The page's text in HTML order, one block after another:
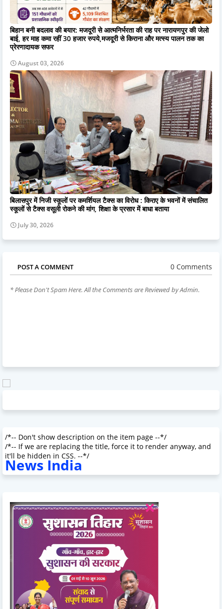
बिहान बनी बदलाव की बयार: मजदूरी से आत्मनिर्भरता की राह पर नारायणपुर की जेलो
बाई, हर माह कमा रहीं 30 हजार रुपये,मजदूरी से किराना और मत्स्य पालन तक का
प्रेरणादायक सफर
August 03, 2026
बिलासपुर में निजी स्कूलों पर कमर्शियल टैक्स का विरोध : किराए के भवनों में संचालित
स्कूलों से टैक्स वसूली रोकने की मांग, शिक्षा के प्रसार में बाधा बताया
July 30, 2026
POST A COMMENT 0 Comments
* Please Don't Spam Here. All the Comments are Reviewed by Admin.
/*-- Don't show description on the item page --*/
/*-- If we are replacing the title, force it to render anyway, and
it'll be hidden in CSS. --*/
News India